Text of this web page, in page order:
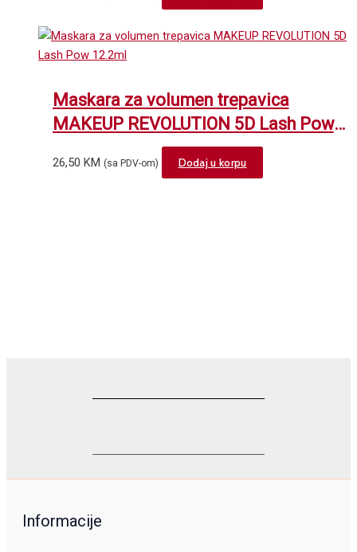
Maskara za volumen trepavica
MAKEUP REVOLUTION 5D Lash Pow
26,50 KM (sa PDV-om) Dodaj u korpu
Informacije